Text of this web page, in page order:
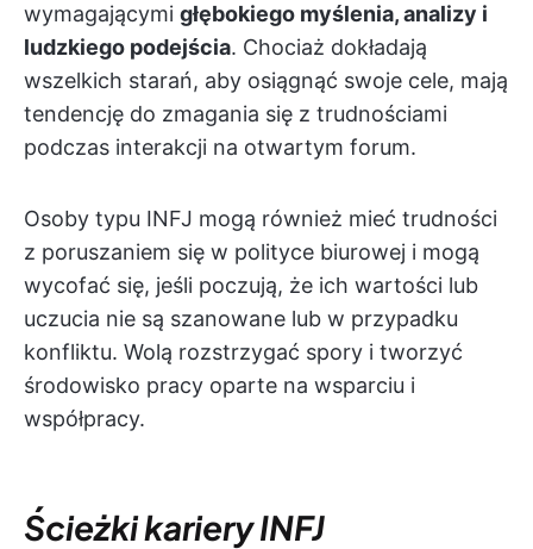
wymagającymi głębokiego myślenia, analizy i
ludzkiego podejścia. Chociaż dokładają
wszelkich starań, aby osiągnąć swoje cele, mają
tendencję do zmagania się z trudnościami
podczas interakcji na otwartym forum.
Osoby typu INFJ mogą również mieć trudności
z poruszaniem się w polityce biurowej i mogą
wycofać się, jeśli poczują, że ich wartości lub
uczucia nie są szanowane lub w przypadku
konfliktu. Wolą rozstrzygać spory i tworzyć
środowisko pracy oparte na wsparciu i
współpracy.
Ścieżki kariery INFJ